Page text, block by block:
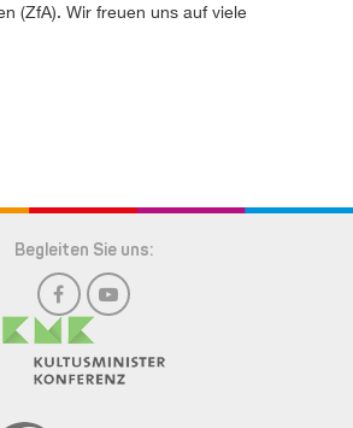
(ZfA). Wir freuen uns auf viele
Begleiten Sie uns: